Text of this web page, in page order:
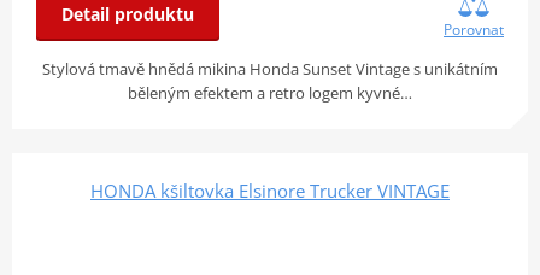
Detail produktu
Porovnat
Stylová tmavě hnědá mikina Honda Sunset Vintage s unikátním
běleným efektem a retro logem kyvné…
HONDA kšiltovka Elsinore Trucker VINTAGE